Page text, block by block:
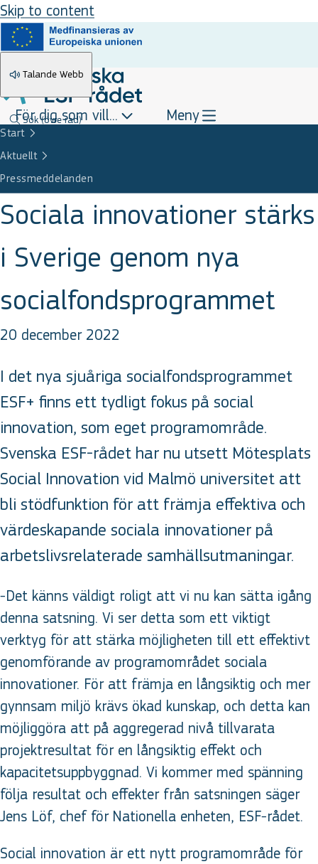
Skip to content
Talande Webb
Sök(övre rad)
För dig som vill... Meny
Start
Aktuellt
Pressmeddelanden
Sociala innovationer stärks
i Sverige genom nya
socialfondsprogrammet
20 december 2022
I det nya sjuåriga socialfondsprogrammet
ESF+ finns ett tydligt fokus på social
innovation, som eget programområde.
Svenska ESF-rådet har nu utsett Mötesplats
Social Innovation vid Malmö universitet att
bli stödfunktion för att främja effektiva och
värdeskapande sociala innovationer på
arbetslivsrelaterade samhällsutmaningar.
-Det känns väldigt roligt att vi nu kan sätta igång
denna satsning. Vi ser detta som ett viktigt
verktyg för att stärka möjligheten till ett effektivt
genomförande av programområdet sociala
innovationer. För att främja en långsiktig och mer
gynnsam miljö krävs ökad kunskap, och detta kan
möjliggöra att på aggregerad nivå tillvarata
projektresultat för en långsiktig effekt och
kapacitetsuppbyggnad. Vi kommer med spänning
följa resultat och effekter från satsningen säger
Jens Löf, chef för Nationella enheten, ESF-rådet.
Social innovation är ett nytt programområde för